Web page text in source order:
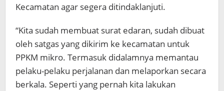
Kecamatan agar segera ditindaklanjuti.
“Kita sudah membuat surat edaran, sudah dibuat
oleh satgas yang dikirim ke kecamatan untuk
PPKM mikro. Termasuk didalamnya memantau
pelaku-pelaku perjalanan dan melaporkan secara
berkala. Seperti yang pernah kita lakukan